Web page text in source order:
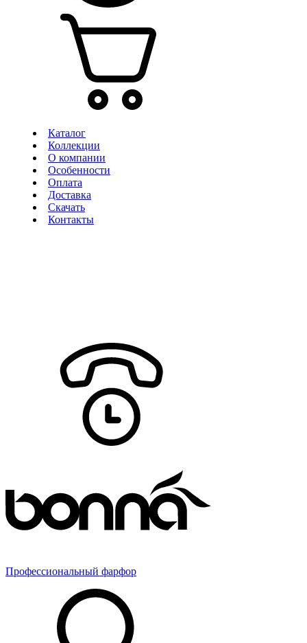
Каталог
Коллекции
О компании
Особенности
Оплата
Доставка
Скачать
Контакты
Профессиональный фарфор